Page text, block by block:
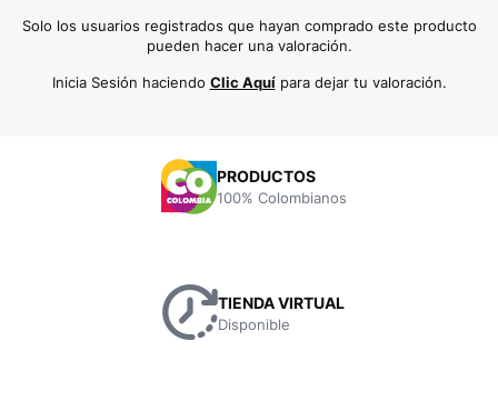
Solo los usuarios registrados que hayan comprado este producto
pueden hacer una valoración.
Inicia Sesión haciendo Clic Aquípara dejar tu valoración.
PRODUCTOS
100% Colombianos
TIENDA VIRTUAL
Disponible